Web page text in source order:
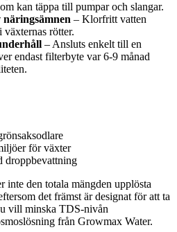
kan täppa till pumpar och slangar.
– Klorfritt vatten
växternas rötter.
– Ansluts enkelt till en
endast filterbyte var 6-9 månad
för växter
droppbevattning
inte den totala mängden upplösta
det främst är designat för att ta
vill minska TDS-nivån
från Growmax Water.